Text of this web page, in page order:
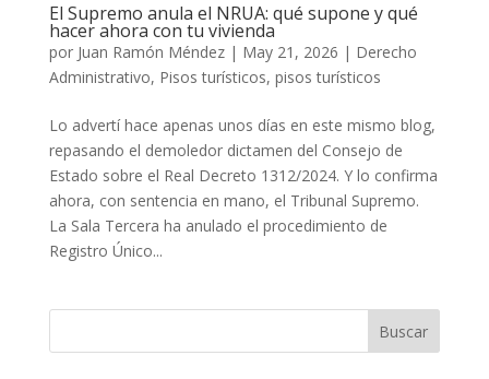
El Supremo anula el NRUA: qué supone y qué
hacer ahora con tu vivienda
por Juan Ramón Méndez| May 21, 2026 | Derecho
Administrativo, Pisos turísticos, pisos turísticos
Lo advertí hace apenas unos días en este mismo blog,
repasando el demoledor dictamen del Consejo de
Estado sobre el Real Decreto 1312/2024. Y lo confirma
ahora, con sentencia en mano, el Tribunal Supremo.
La Sala Tercera ha anulado el procedimiento de
Registro Único...
Buscar